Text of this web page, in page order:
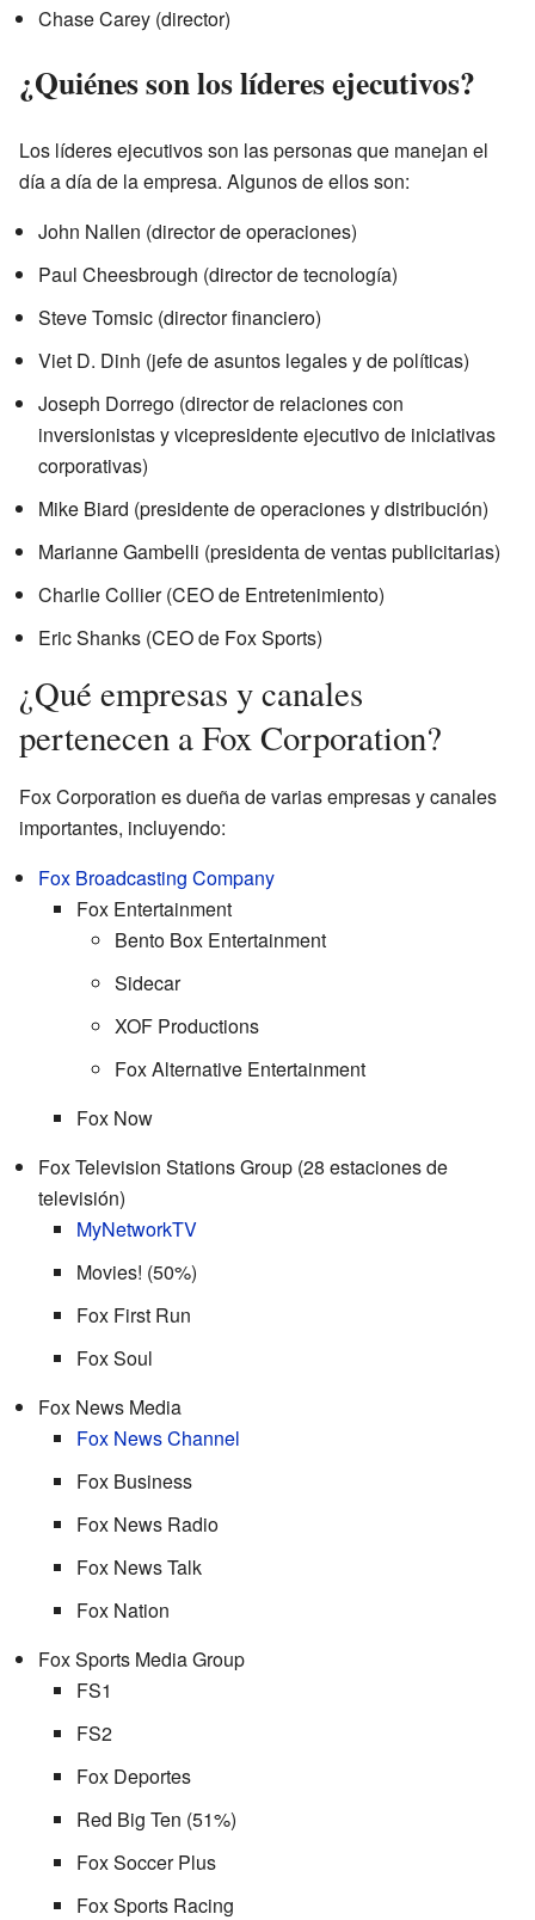
Chase Carey (director)
¿Quiénes son los líderes ejecutivos?
Los líderes ejecutivos son las personas que manejan el
día a día de la empresa. Algunos de ellos son:
John Nallen (director de operaciones)
Paul Cheesbrough (director de tecnología)
Steve Tomsic (director financiero)
Viet D. Dinh (jefe de asuntos legales y de políticas)
Joseph Dorrego (director de relaciones con
inversionistas y vicepresidente ejecutivo de iniciativas
corporativas)
Mike Biard (presidente de operaciones y distribución)
Marianne Gambelli (presidenta de ventas publicitarias)
Charlie Collier (CEO de Entretenimiento)
Eric Shanks (CEO de Fox Sports)
¿Qué empresas y canales
pertenecen a Fox Corporation?
Fox Corporation es dueña de varias empresas y canales
importantes, incluyendo:
Fox Broadcasting Company
Fox Entertainment
Bento Box Entertainment
Sidecar
XOF Productions
Fox Alternative Entertainment
Fox Now
Fox Television Stations Group (28 estaciones de
televisión)
MyNetworkTV
Movies! (50%)
Fox First Run
Fox Soul
Fox News Media
Fox News Channel
Fox Business
Fox News Radio
Fox News Talk
Fox Nation
Fox Sports Media Group
FS1
FS2
Fox Deportes
Red Big Ten (51%)
Fox Soccer Plus
Fox Sports Racing